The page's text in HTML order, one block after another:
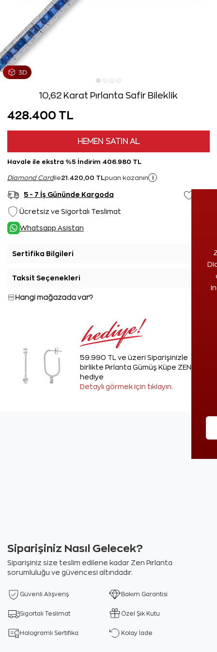
10,62 Karat Pırlanta Safir Bileklik
428.400 TL
HEMEN SATIN AL
Havale ile ekstra %5 İndirim 406.980 TL
Diamond Cardile21.420,00 TL puan kazanın i
5 - 7 İş Gününde Kargoda
Ücretsiz ve Sigortalı Teslimat
Whatsapp Asistan
Sertifika Bilgileri
Taksit Seçenekleri
Hangi mağazada var?
59.990 TL ve üzeri Siparişinizle
birlikte Pırlanta Gümüş Küpe ZEN'den
hediye
Detaylı görmek için tıklayın.
Siparişiniz Nasıl Gelecek?
Siparişiniz size teslim edilene kadar Zen Pırlanta
sorumluluğu ve güvencesi altındadır.
Güvenli Alışveriş Bakım Garantisi
Sigortalı Teslimat Özel Şık Kutu
Hologramlı Sertifika Kolay İade